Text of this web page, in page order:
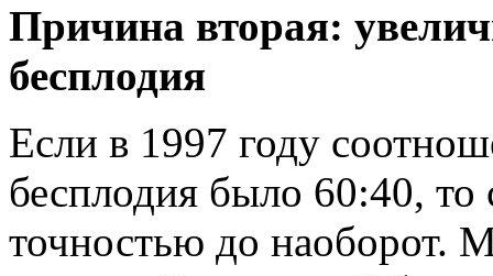
Причина вторая:
бесплодия
Если в 1997 году
бесплодия было 60:40, то
точностью до наоборот.